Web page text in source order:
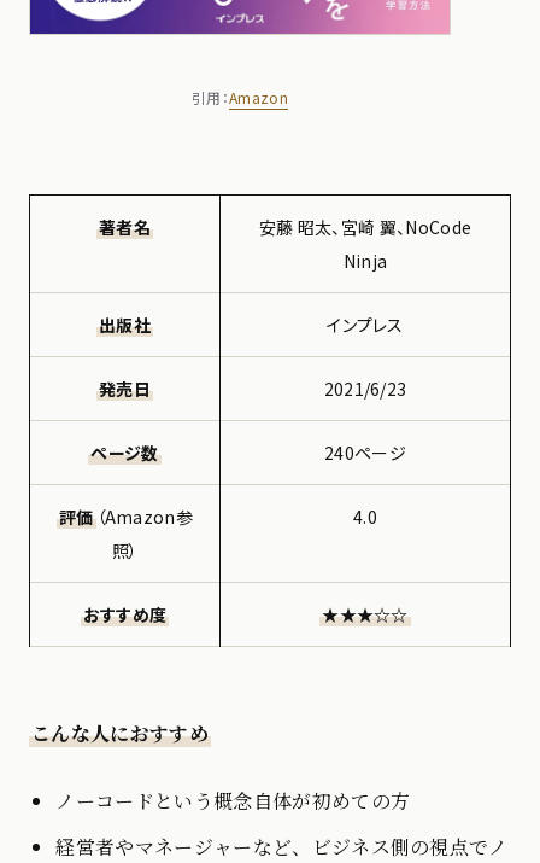
引用：Amazon
著者名
安藤 昭太、宮崎 翼、NoCode
Ninja
出版社 ‎インプレス
発売日 2021/6/23
ページ数 240ページ
評価（Amazon参
照）
4.0
おすすめ度 ★★★☆☆
こんな人におすすめ
ノーコードという概念自体が初めての方
経営者やマネージャーなど、ビジネス側の視点でノ